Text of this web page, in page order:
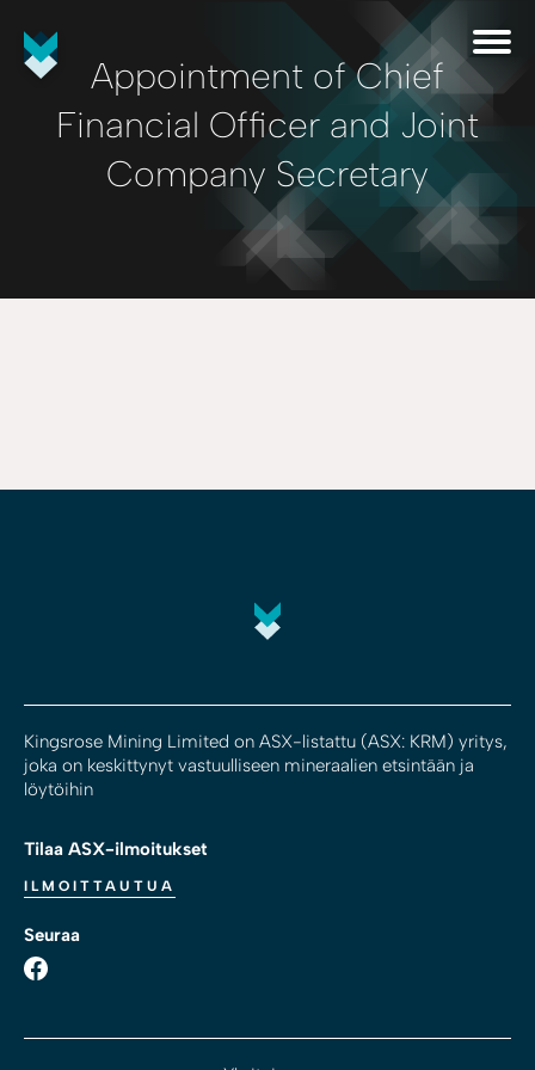
Appointment of Chief
Financial Officer and Joint
Company Secretary
Kingsrose Mining Limited on ASX-listattu (ASX: KRM) yritys,
joka on keskittynyt vastuulliseen mineraalien etsintään ja
löytöihin
Tilaa ASX-ilmoitukset
ILMOITTAUTUA
Seuraa